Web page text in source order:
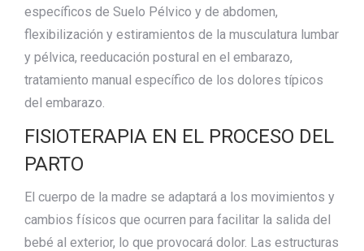
específicos de Suelo Pélvico y de abdomen,
flexibilización y estiramientos de la musculatura lumbar
y pélvica, reeducación postural en el embarazo,
tratamiento manual específico de los dolores típicos
del embarazo.
FISIOTERAPIA EN EL PROCESO DEL
PARTO
El cuerpo de la madre se adaptará a los movimientos y
cambios físicos que ocurren para facilitar la salida del
bebé al exterior, lo que provocará dolor. Las estructuras